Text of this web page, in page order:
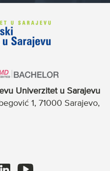
Univerzitet u Sarajevu
1, 71000 Sarajevo,